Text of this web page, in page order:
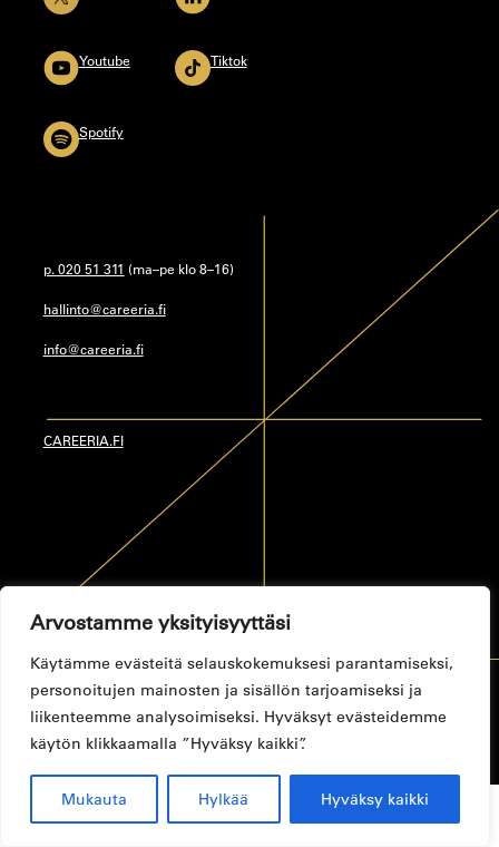
Arvostamme yksityisyyttäsi
Käytämme evästeitä selauskokemuksesi parantamiseksi,
personoitujen mainosten ja sisällön tarjoamiseksi ja
liikenteemme analysoimiseksi. Hyväksyt evästeidemme
käytön klikkaamalla ”Hyväksy kaikki”.
Mukauta Hylkää Hyväksy kaikki
Youtube
Spotify
Tiktok
p. 020 51 311 (ma–pe klo 8–16)
hallinto@careeria.fi
info@careeria.fi
CAREERIA.FI
Etsi:
Haku
0
© CAREERIA 2024
TietosuojaselosteToimitusehdotSaavutettavuusseloste